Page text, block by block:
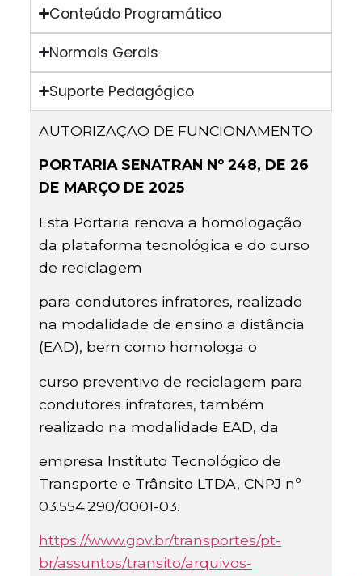
Conteúdo Programático
Normais Gerais
Suporte Pedagógico
AUTORIZAÇAO DE FUNCIONAMENTO
PORTARIA SENATRAN Nº 248, DE 26
DE MARÇO DE 2025
Esta Portaria renova a homologação
da plataforma tecnológica e do curso
de reciclagem
para condutores infratores, realizado
na modalidade de ensino a distância
(EAD), bem como homologa o
curso preventivo de reciclagem para
condutores infratores, também
realizado na modalidade EAD, da
empresa Instituto Tecnológico de
Transporte e Trânsito LTDA, CNPJ nº
03.554.290/0001-03.
https://www.gov.br/transportes/pt-
br/assuntos/transito/arquivos-